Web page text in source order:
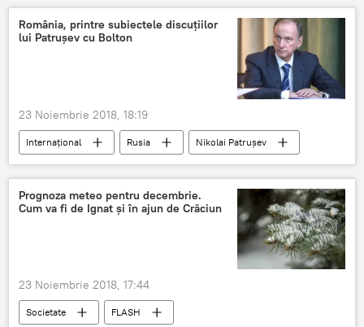
România, printre subiectele discuțiilor
lui Patrușev cu Bolton
23 Noiembrie 2018, 18:19
Internaţional Rusia
Nikolai Patrușev
Consiliul de Securitate
Scutul antirachetă
John R. Bolton
România
Prognoza meteo pentru decembrie.
Cum va fi de Ignat şi în ajun de Crăciun
23 Noiembrie 2018, 17:44
Societate
FLASH